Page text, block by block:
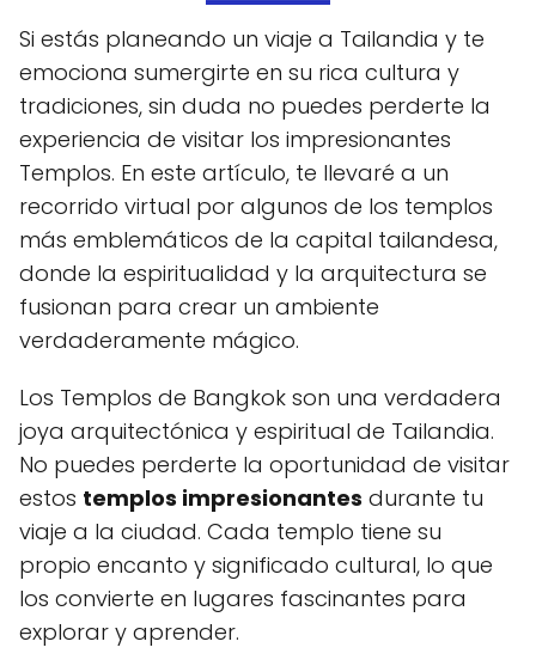
Si estás planeando un viaje a Tailandia y te
emociona sumergirte en su rica cultura y
tradiciones, sin duda no puedes perderte la
experiencia de visitar los impresionantes
Templos. En este artículo, te llevaré a un
recorrido virtual por algunos de los templos
más emblemáticos de la capital tailandesa,
donde la espiritualidad y la arquitectura se
fusionan para crear un ambiente
verdaderamente mágico.
Los Templos de Bangkok son una verdadera
joya arquitectónica y espiritual de Tailandia.
No puedes perderte la oportunidad de visitar
estos templos impresionantes durante tu
viaje a la ciudad. Cada templo tiene su
propio encanto y significado cultural, lo que
los convierte en lugares fascinantes para
explorar y aprender.